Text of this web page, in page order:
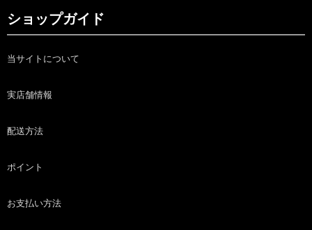
ショップガイド
当サイトについて
実店舗情報
配送方法
ポイント
お支払い方法